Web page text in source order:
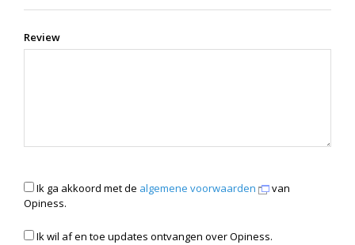
Review
Ik ga akkoord met de algemene voorwaarden
van
Opiness.
Ik wil af en toe updates ontvangen over Opiness.